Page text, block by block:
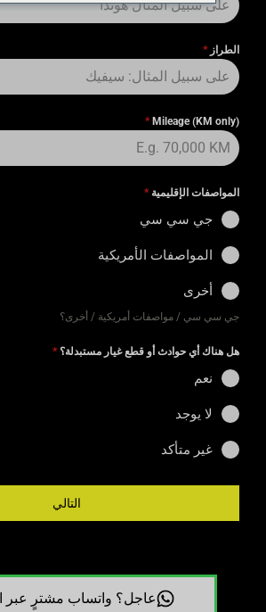
الطراز *
Mileage (KM only)
*
المواصفات الإقليمية *
جي سي سي
المواصفات الأمريكية
أخرى
جي سي سي / مواصفات أمريكية / أخرى؟
هل هناك أي حوادث أو قطع غيار مستبدلة؟ *
نعم
لا يوجد
غير متأكد
التالي
عاجل؟ واتساب مشترٍ عبر